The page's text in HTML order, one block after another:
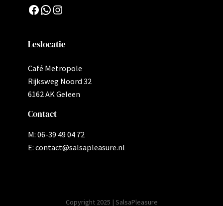
Facebook WhatsApp Instagram
Leslocatie
Café Metropole
Rijksweg Noord 32
6162 AK Geleen
Contact
M: 06-39 49 04 72
E: contact@salsapleasure.nl
Copyright 2025 | SalsaPleasure